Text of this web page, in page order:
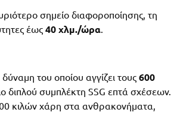
σημείο διαφοροποίησης, τη
έως 40 χλμ./ώρα.
του οποίου αγγίζει τους 600
διπλού συμπλέκτη SSG επτά σχέσεων.
κιλών χάρη στα ανθρακονήματα,